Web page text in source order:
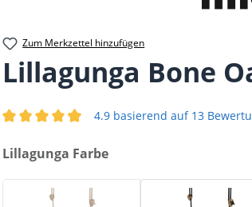
Zum Merkzettel hinzufügen
Lillagunga Bone
4.9 basierend auf 13
auswählen
Lillagunga Farbe